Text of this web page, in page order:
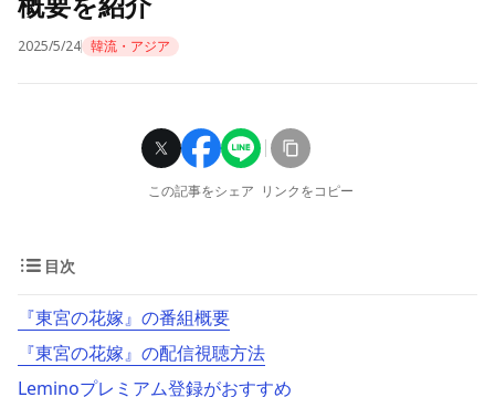
2025/5/24 韓流・アジア
この記事をシェア リンクをコピー
目次
『東宮の花嫁』の番組概要
『東宮の花嫁』の配信視聴方法
Leminoプレミアム登録がおすすめ